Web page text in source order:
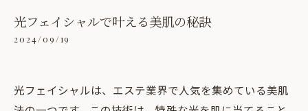
光フェイシャルで叶える美肌の秘訣
2024/09/19
光フェイシャルは、エステ業界で人気を集めている美肌